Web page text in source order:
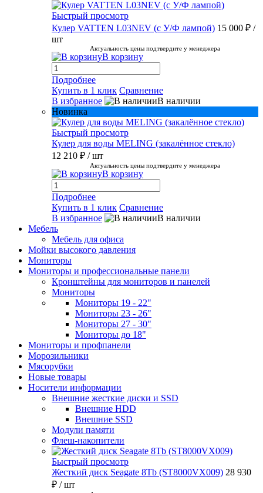
Быстрый просмотр
Кулер VATTEN L03NEV (с У/Ф лампой) 15 000 ₽ /
шт
Актуальность цены подтвердите у менеджера
В корзину
Подробнее
Купить в 1 клик Сравнение
В избранное
В наличии
Новинка
Быстрый просмотр
Кулер для воды MELING (закалённое стекло)
12 210 ₽ / шт
Актуальность цены подтвердите у менеджера
В корзину
Подробнее
Купить в 1 клик Сравнение
В избранное
В наличии
Мебель
Мебель для офиса
Мойки высокого давления
Мониторы
Мониторы и профессиональные панели
Кронштейны для мониторов и панелей
Мониторы
Мониторы 19 - 22"
Мониторы 23 - 26"
Мониторы 27 - 30"
Мониторы до 18"
Мониторы и профпанели
Морозильники
Мясорубки
Новые товары
Носители информации
Внешние жесткие диски и SSD
Внешние HDD
Внешние SSD
Модули памяти
Флеш-накопители
Быстрый просмотр
Жесткий диск Seagate 8Tb (ST8000VX009) 28 930
₽ / шт